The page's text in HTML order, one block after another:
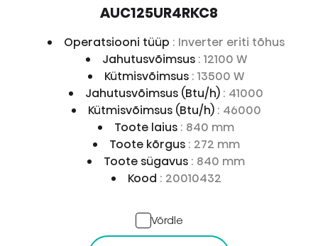
AUC125UR4RKC8
Operatsiooni tüüp : Inverter eriti tõhus
Jahutusvõimsus : 12100 W
Kütmisvõimsus : 13500 W
Jahutusvõimsus (Btu/h) : 41000
Kütmisvõimsus (Btu/h) : 46000
Toote laius : 840 mm
Toote kõrgus : 272 mm
Toote sügavus : 840 mm
Kood : 20010432
Võrdle